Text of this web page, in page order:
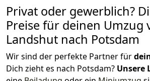
Privat oder gewerblich?
Preise für deinen Umzug
Landshut nach Potsdam
Wir sind der perfekte Partner für
Dich zieht es nach Potsdam? Unsere